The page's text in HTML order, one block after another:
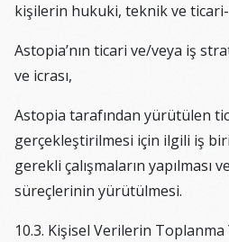
kişilerin hukuki, teknik ve
Astopia’nın ticari ve/veya iş
ve icrası,
Astopia tarafından yürütülen
gerçekleştirilmesi için ilgili iş
gerekli çalışmaların yapılması
süreçlerinin yürütülmesi.
10.3. Kişisel Verilerin